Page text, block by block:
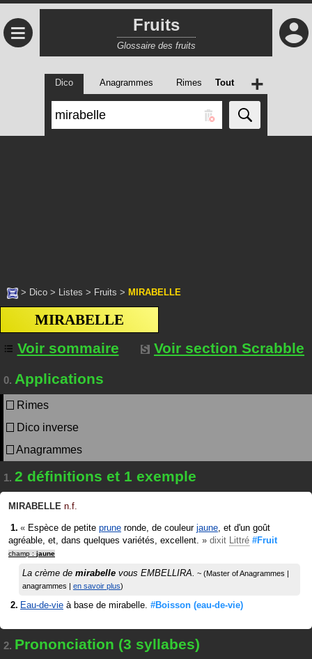
≡ Fruits
Glossaire des fruits
Dico Anagrammes Rimes Tout +
> Dico > Listes > Fruits > MIRABELLE
MIRABELLE
Voir sommaire
Voir section Scrabble
0. Applications
Rimes
Dico inverse
Anagrammes
1. 2 définitions et 1 exemple
MIRABELLE n.f.
« Espèce de petite prune ronde, de couleur jaune, et d'un goût
agréable, et, dans quelques variétés, excellent. » dixit Littré #Fruit
champ : jaune
La crème de mirabelle vous EMBELLIRA. Master of Anagrammes |
anagrammes | en savoir plus
Eau-de-vie à base de mirabelle. #Boisson (eau-de-vie)
2. Prononciation (3 syllabes)